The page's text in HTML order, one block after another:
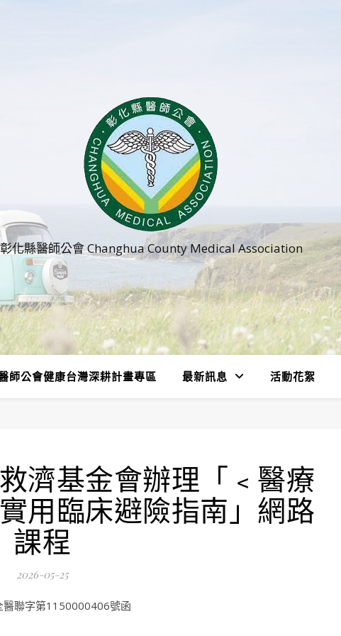
彰化縣醫師公會 Changhua County Medical Association
師公會健康台灣深耕計畫專區 最新訊息 活動花絮
濟基金會辦理「﹤醫療
用臨床避險指南」網路
課程
2026-05-25
聯字第1150000406號函